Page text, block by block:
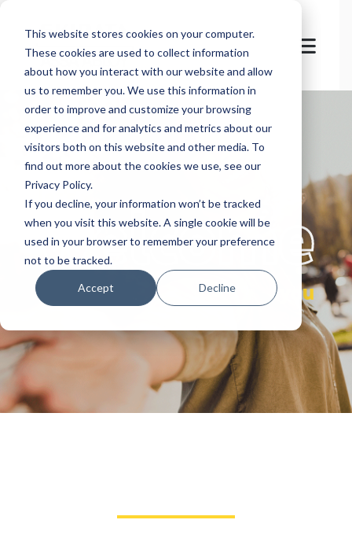
This website stores cookies on your computer.
These cookies are used to collect information
about how you interact with our website and allow
us to remember you. We use this information in
order to improve and customize your browsing
experience and for analytics and metrics about our
visitors both on this website and other media. To
find out more about the cookies we use, see our
Privacy Policy.
If you decline, your information won’t be tracked
when you visit this website. A single cookie will be
used in your browser to remember your preference
not to be tracked.
Accept Decline
let's
welcome
you